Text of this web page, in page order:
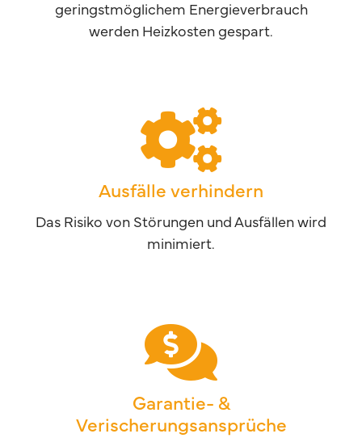
geringstmöglichem Energieverbrauch
werden Heizkosten gespart.
Ausfälle verhindern
Das Risiko von Störungen und Ausfällen wird
minimiert.
Garantie- &
Verischerungsansprüche